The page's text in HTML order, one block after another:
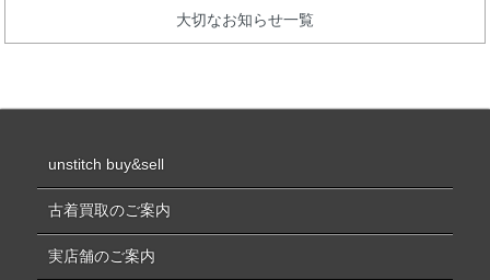
大切なお知らせ一覧
unstitch buy&sell
古着買取のご案内
実店舗のご案内